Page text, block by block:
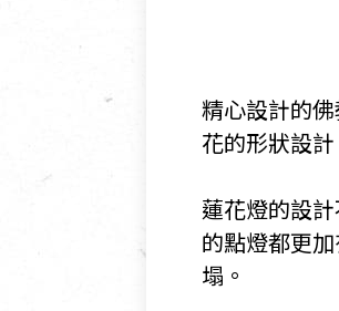
精心設計的
花的形狀設
蓮花燈的設
的點燈都更
塌。